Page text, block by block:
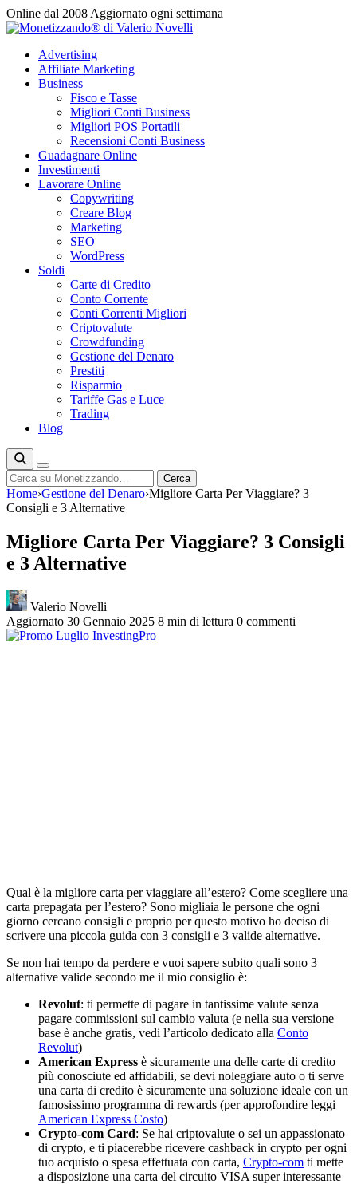
Vai
al
Online dal 2008 Aggiornato ogni settimana
Advertising
Affiliate Marketing
Business
Fisco e Tasse
Migliori Conti Business
Migliori POS Portatili
Recensioni Conti Business
Guadagnare Online
Investimenti
Lavorare Online
Copywriting
Creare Blog
Marketing
SEO
WordPress
Soldi
Carte di Credito
Conto Corrente
Conti Correnti Migliori
Criptovalute
Crowdfunding
Gestione del Denaro
Prestiti
Risparmio
Tariffe Gas e Luce
Trading
Blog
Cerca Cerca
Home›Gestione del Denaro›Migliore Carta Per Viaggiare? 3
Consigli e 3 Alternative
Migliore Carta Per Viaggiare? 3 Consigli
e 3 Alternative
Valerio Novelli
Aggiornato 30 Gennaio 2025 8 min di lettura 0 commenti
Qual è la migliore carta per viaggiare all’estero? Come scegliere una
carta prepagata per l’estero? Sono migliaia le persone che ogni
giorno cercano consigli e proprio per questo motivo ho deciso di
scrivere una piccola guida con 3 consigli e 3 valide alternative.
Se non hai tempo da perdere e vuoi sapere subito quali sono 3
alternative valide secondo me il mio consiglio è:
Revolut: ti permette di pagare in tantissime valute senza
pagare commissioni sul cambio valuta (e nella sua versione
base è anche gratis, vedi l’articolo dedicato alla Conto
Revolut)
American Express è sicuramente una delle carte di credito
più conosciute ed affidabili, se devi noleggiare auto o ti serve
una carta di credito è sicuramente una soluzione ideale con un
famosissimo programma di rewards (per approfondire leggi
American Express Costo)
Crypto-com Card: Se hai criptovalute o sei un appassionato
di crypto, e ti piacerebbe ricevere cashback in crypto per ogni
tuo acquisto o spesa effettuata con carta, Crypto-com ti mette
a disposizione una carta del circuito VISA super interessante